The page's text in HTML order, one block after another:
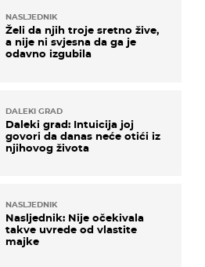
NASLJEDNIK
Želi da njih troje sretno žive,
a nije ni svjesna da ga je
odavno izgubila
DALEKI GRAD
Daleki grad: Intuicija joj
govori da danas neće otići iz
njihovog života
NASLJEDNIK
Nasljednik: Nije očekivala
takve uvrede od vlastite
majke